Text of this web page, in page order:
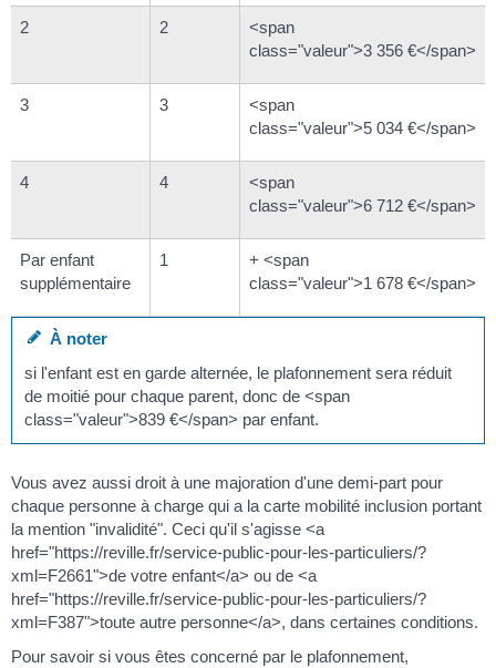
2 2
<span
class="valeur">3 356 €</span>
3 3
<span
class="valeur">5 034 €</span>
4 4
<span
class="valeur">6 712 €</span>
Par enfant
supplémentaire
1
+ <span
class="valeur">1 678 €</span>
À noter
si l'enfant est en garde alternée, le plafonnement sera réduit
de moitié pour chaque parent, donc de <span
class="valeur">839 €</span> par enfant.
Vous avez aussi droit à une majoration d'une demi-part pour
chaque personne à charge qui a la carte mobilité inclusion portant
la mention "invalidité". Ceci qu'il s'agisse <a
href="https://reville.fr/service-public-pour-les-particuliers/?
xml=F2661">de votre enfant</a> ou de <a
href="https://reville.fr/service-public-pour-les-particuliers/?
xml=F387">toute autre personne</a>, dans certaines conditions.
Pour savoir si vous êtes concerné par le plafonnement,